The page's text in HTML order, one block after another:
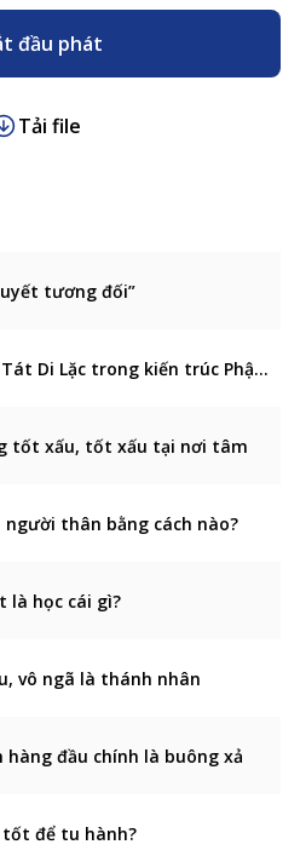
đầu phát
Tải file
tương đối”
Biểu pháp của Bồ Tát Di Lặc trong kiến trúc Phật giáo
tốt xấu, tốt xấu tại nơi tâm
thân bằng cách nào?
là học cái gì?
vô ngã là thánh nhân
hàng đầu chính là buông xả
để tu hành?